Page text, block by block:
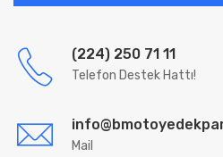
(224) 250 71 11
Telefon Destek Hattı!
Mail